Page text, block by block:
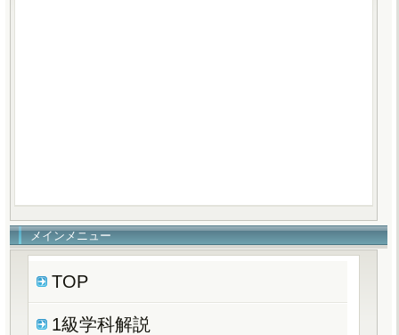
メインメニュー
TOP
1級学科解説